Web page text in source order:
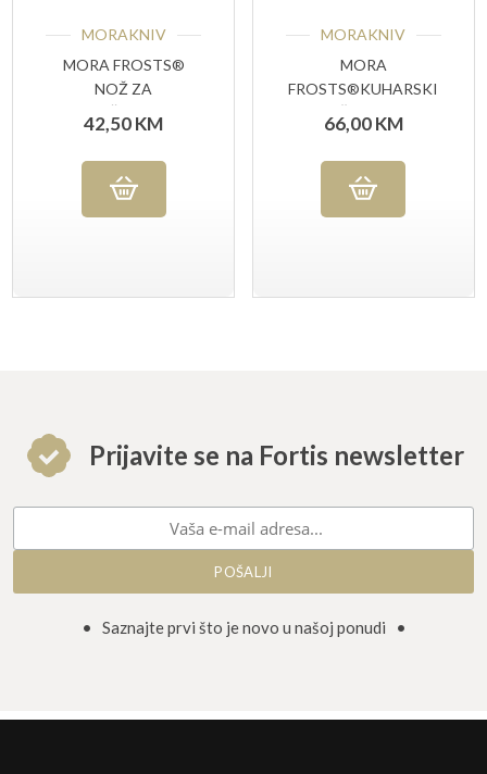
MORAKNIV
MORA FROSTS®
NOŽ ZA
ZAKRIVLJENI 9124
PG
42,50KM
MORAKNIV
MORA
FROSTS®KUHARSKI
66,00KM
Prijavite se na Fortis newsletter
• Saznajte prvi što je novo u našoj ponudi •